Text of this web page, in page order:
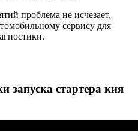
проблема не исчезает,
сервису для
запуска стартера кия